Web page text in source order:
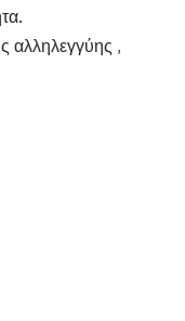
αλληλεγγύης ,